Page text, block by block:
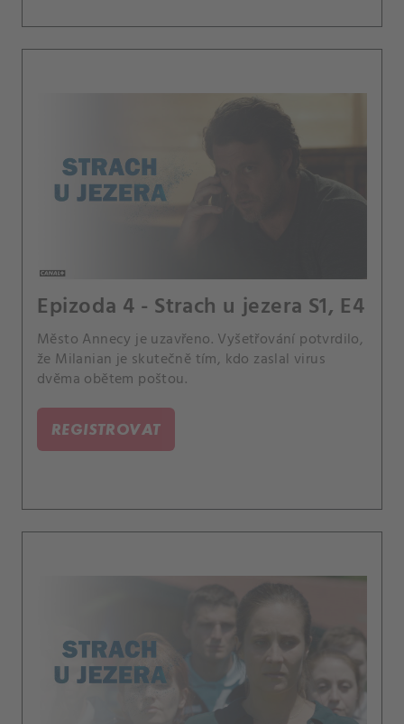
Epizoda 4 - Strach u jezera S1, E4
Město Annecy je uzavřeno. Vyšetřování potvrdilo,
že Milanian je skutečně tím, kdo zaslal virus
dvěma obětem poštou.
REGISTROVAT